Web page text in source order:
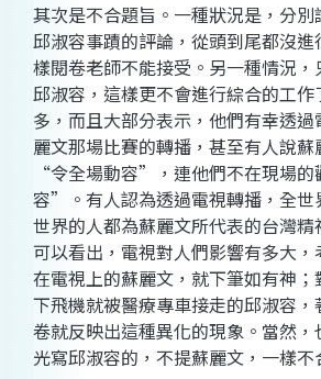
其次是不合題旨。一種狀況是，分別
邱淑容事蹟的評論，從頭到尾都沒
樣閱卷老師不能接受。另一種情況
邱淑容，這樣更不會進行綜合的工作
多，而且大部分表示，他們有幸透
麗文那場比賽的轉播，甚至有人說
“令全場動容”，連他們不在現場
容”。有人認為透過電視轉播，全世
世界的人都為蘇麗文所代表的台灣
可以看出，電視對人們影響有多大
在電視上的蘇麗文，就下筆如有神
下飛機就被醫療專車接走的邱淑容
卷就反映出這種異化的現象。當然
光寫邱淑容的，不提蘇麗文，一樣不